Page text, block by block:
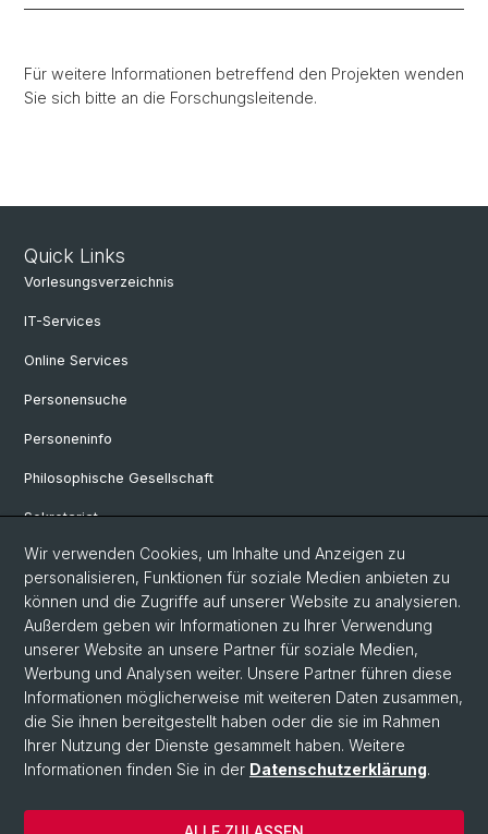
Für weitere Informationen betreffend den Projekten wenden
Sie sich bitte an die Forschungsleitende.
Quick Links
Vorlesungsverzeichnis
IT-Services
Online Services
Personensuche
Personeninfo
Philosophische Gesellschaft
Sekretariat
Veranstaltungen
Offene Stellen
FAQ
© Universität Basel
Datenschutzerklärung
Philosophisch-Historische Fakultät
Departement Künste, Medien, Philosophie
Wir verwenden Cookies, um Inhalte und Anzeigen zu
personalisieren, Funktionen für soziale Medien anbieten zu
können und die Zugriffe auf unserer Website zu analysieren.
Außerdem geben wir Informationen zu Ihrer Verwendung
unserer Website an unsere Partner für soziale Medien,
Werbung und Analysen weiter. Unsere Partner führen diese
Informationen möglicherweise mit weiteren Daten zusammen,
die Sie ihnen bereitgestellt haben oder die sie im Rahmen
Ihrer Nutzung der Dienste gesammelt haben. Weitere
Informationen finden Sie in der Datenschutzerklärung.